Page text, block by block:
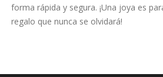
forma rápida y segura. ¡Una joya es
regalo que nunca se olvidará!